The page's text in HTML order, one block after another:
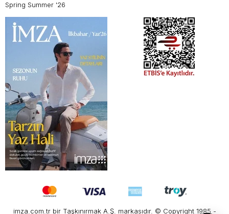
Spring Summer '26
imza.com.tr bir Taşkınırmak A.Ş. markasıdır. © Copyright 1985 -